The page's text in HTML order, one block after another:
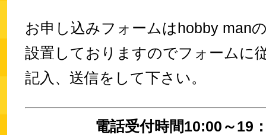
お申し込みフォームはhobby man
設置しておりますのでフォームに
記入、送信をして下さい。
電話受付時間10:00～19